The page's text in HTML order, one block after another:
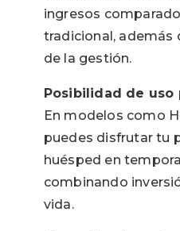
ingresos
tradicional, además
de la gestión.
Posibilidad de uso
En modelos como
puedes disfrutar tu
huésped en
combinando
vida.